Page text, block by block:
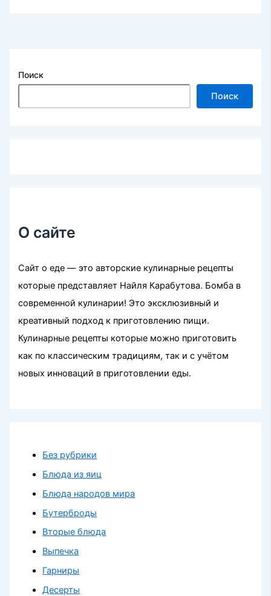
Поиск
Поиск
О сайте
Сайт о еде — это авторские кулинарные рецепты
которые представляет Найля Карабутова. Бомба в
современной кулинарии! Это эксклюзивный и
креативный подход к приготовлению пищи.
Кулинарные рецепты которые можно приготовить
как по классическим традициям, так и с учётом
новых инноваций в приготовлении еды.
Без рубрики
Блюда из яиц
Блюда народов мира
Бутерброды
Вторые блюда
Выпечка
Гарниры
Десерты